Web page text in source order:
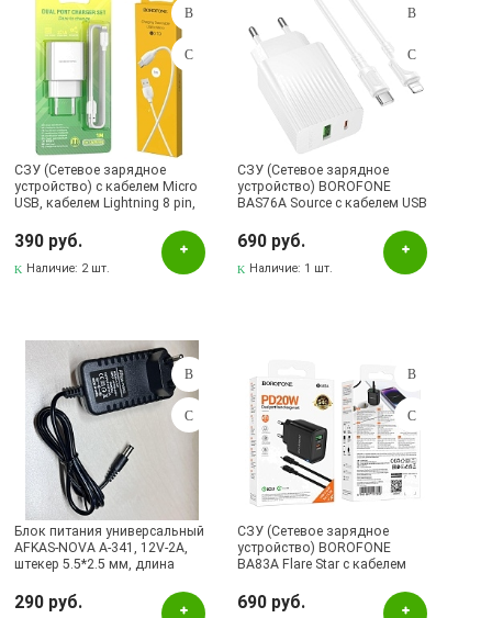
СЗУ (Сетевое зарядное
устройство) с кабелем Micro
USB, кабелем Lightning 8 pin,
цвет белый
390 руб.
Наличие: 2 шт.
СЗУ (Сетевое зарядное
устройство) BOROFONE
BAS76A Source с кабелем USB
USB Type C, 1 USB A, PD30W,
QC3.0, длина 1 метр, цвет
белый
690 руб.
Наличие: 1 шт.
Блок питания универсальный
AFKAS-NOVA A-341, 12V-2A,
штекер 5.5*2.5 мм, длина
290 руб.
СЗУ (Сетевое зарядное
устройство) BOROFONE
BA83A Flare Star с кабелем
USB Type C, 1 USB A, PD20W,
QC3.0, длина 1 метр, цвет
690 руб.